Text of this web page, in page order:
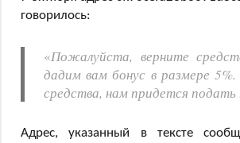
говорилось:
«Пожалуйста, верните
дадим вам бонус в размере
средства, нам придется подать
Адрес, указанный в тексте